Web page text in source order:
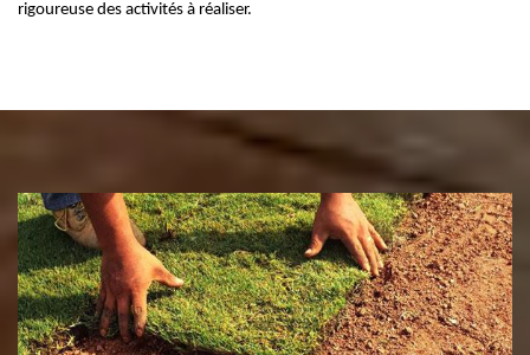
rigoureuse des activités à réaliser.